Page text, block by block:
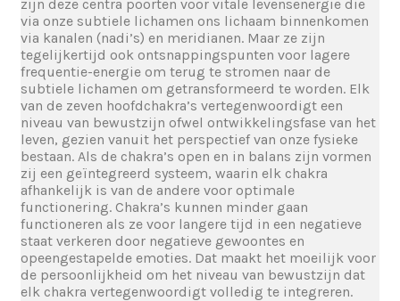
zijn deze centra poorten voor vitale levensenergie die
via onze subtiele lichamen ons lichaam binnenkomen
via kanalen (nadi’s) en meridianen. Maar ze zijn
tegelijkertijd ook ontsnappingspunten voor lagere
frequentie-energie om terug te stromen naar de
subtiele lichamen om getransformeerd te worden. Elk
van de zeven hoofdchakra’s vertegenwoordigt een
niveau van bewustzijn ofwel ontwikkelingsfase van het
leven, gezien vanuit het perspectief van onze fysieke
bestaan. Als de chakra’s open en in balans zijn vormen
zij een geïntegreerd systeem, waarin elk chakra
afhankelijk is van de andere voor optimale
functionering. Chakra’s kunnen minder gaan
functioneren als ze voor langere tijd in een negatieve
staat verkeren door negatieve gewoontes en
opeengestapelde emoties. Dat maakt het moeilijk voor
de persoonlijkheid om het niveau van bewustzijn dat
elk chakra vertegenwoordigt volledig te integreren.